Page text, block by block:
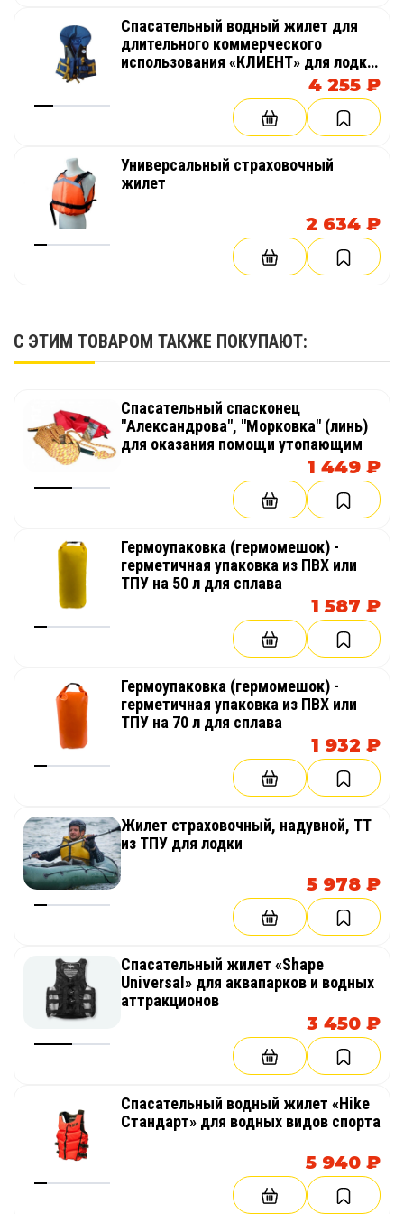
Спасательный водный жилет для
длительного коммерческого
использования «КЛИЕНТ» для лодки,
4 255 ₽
Универсальный страховочный
жилет
2 634 ₽
С ЭТИМ ТОВАРОМ ТАКЖЕ ПОКУПАЮТ:
Спасательный спасконец
"Александрова", "Морковка" (линь)
для оказания помощи утопающим
1 449 ₽
Гермоупаковка (гермомешок) -
герметичная упаковка из ПВХ или
ТПУ на 50 л для сплава
1 587 ₽
Гермоупаковка (гермомешок) -
герметичная упаковка из ПВХ или
ТПУ на 70 л для сплава
1 932 ₽
Жилет страховочный, надувной, ТТ
из ТПУ для лодки
5 978 ₽
Спасательный жилет «Shape
Universal» для аквапарков и водных
аттракционов
3 450 ₽
Спасательный водный жилет «Hike
Стандарт» для водных видов спорта
5 940 ₽